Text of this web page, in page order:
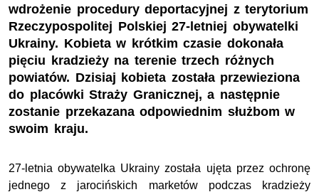
wdrożenie procedury deportacyjnej z terytorium
Rzeczypospolitej Polskiej 27-letniej obywatelki
Ukrainy. Kobieta w krótkim czasie dokonała
pięciu kradzieży na terenie trzech różnych
powiatów. Dzisiaj kobieta została przewieziona
do placówki Straży Granicznej, a następnie
zostanie przekazana odpowiednim służbom w
swoim kraju.
27-letnia obywatelka Ukrainy została ujęta przez ochronę
jednego z jarocińskich marketów podczas kradzieży